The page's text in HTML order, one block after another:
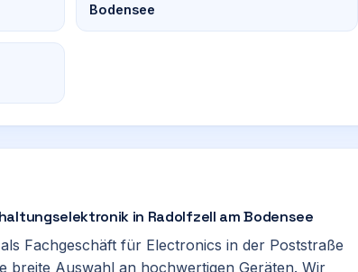
Bodensee
in Radolfzell am Bodensee
Fachgeschäft für Electronics in der Poststraße
breite Auswahl an hochwertigen Geräten. Wir